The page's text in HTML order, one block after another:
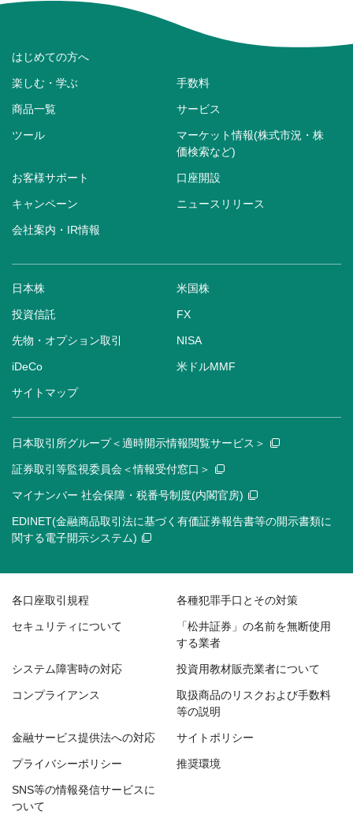
はじめての方へ
楽しむ・学ぶ 手数料
商品一覧 サービス
ツール
マーケット情報(株式市況・株
価検索など)
お客様サポート 口座開設
キャンペーン ニュースリリース
会社案内・IR情報
日本株 米国株
投資信託 FX
先物・オプション取引 NISA
iDeCo 米ドルMMF
サイトマップ
日本取引所グループ＜適時開示情報閲覧サービス＞
証券取引等監視委員会＜情報受付窓口＞
マイナンバー 社会保障・税番号制度(内閣官房)
EDINET(金融商品取引法に基づく有価証券報告書等の開示書類に
関する電子開示システム)
各口座取引規程 各種犯罪手口とその対策
セキュリティについて
「松井証券」の名前を無断使用
する業者
システム障害時の対応 投資用教材販売業者について
コンプライアンス
取扱商品のリスクおよび手数料
等の説明
金融サービス提供法への対応 サイトポリシー
プライバシーポリシー 推奨環境
SNS等の情報発信サービスに
ついて